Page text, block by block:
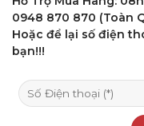
of
0948 870 870 (Toàn
Hoặc để lại số điện
bạn!!!